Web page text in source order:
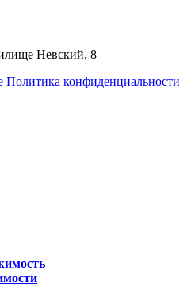
Невский, 8
Политика конфиденциальности